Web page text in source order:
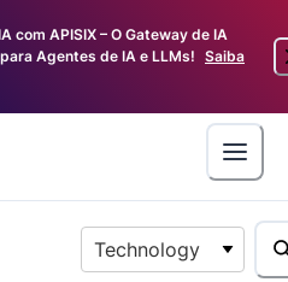
com APISIX – O Gateway de IA
Agentes de IA e LLMs! Saiba
Technology